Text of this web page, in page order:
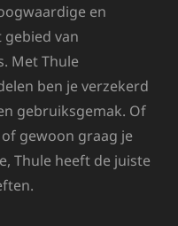
en
van
Met Thule
ben je verzekerd
gebruiksgemak. Of
gewoon graag je
Thule heeft de juiste